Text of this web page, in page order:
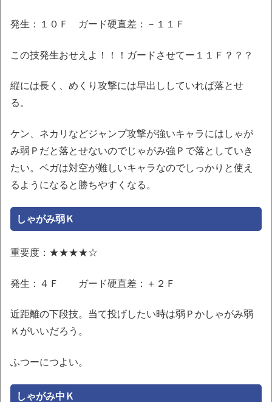
発生：１０Ｆ ガード硬直差：－１１Ｆ
この技発生おせえよ！！！ガードさせてー１１Ｆ？？？
縦には長く、めくり攻撃には早出ししていれば落とせ
る。
ケン、ネカリなどジャンプ攻撃が強いキャラにはしゃが
み弱Ｐだと落とせないのでじゃがみ強Ｐで落としていき
たい。ベガは対空が難しいキャラなのでしっかりと使え
るようになると勝ちやすくなる。
しゃがみ弱Ｋ
重要度：★★★★☆
発生：４Ｆ ガード硬直差：＋２Ｆ
近距離の下段技。当て投げしたい時は弱Ｐかしゃがみ弱
Ｋがいいだろう。
ふつーにつよい。
しゃがみ中Ｋ